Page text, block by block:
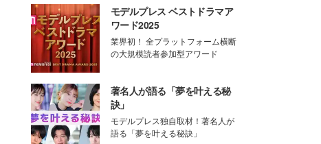
モデルプレス ベストドラマア
ワード2025
業界初！ 全プラットフォーム横断
の大規模読者参加型アワード
著名人が語る「夢を叶える秘
訣」
モデルプレス独自取材！著名人が
語る「夢を叶える秘訣」